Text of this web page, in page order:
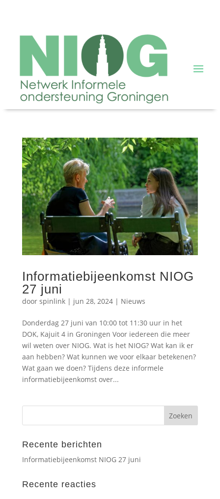
Informatiebijeenkomst NIOG
27 juni
door spinlink| jun 28, 2024| Nieuws
Donderdag 27 juni van 10:00 tot 11:30 uur in het
DOK, Kajuit 4 in Groningen Voor iedereen die meer
wil weten over NIOG. Wat is het NIOG? Wat kan ik er
aan hebben? Wat kunnen we voor elkaar betekenen?
Wat gaan we doen? Tijdens deze informele
informatiebijeenkomst over...
Recente berichten
Informatiebijeenkomst NIOG 27 juni
Recente reacties